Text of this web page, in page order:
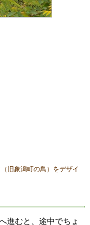
旧象潟町の鳥）をデザイ
進むと、途中でちょ